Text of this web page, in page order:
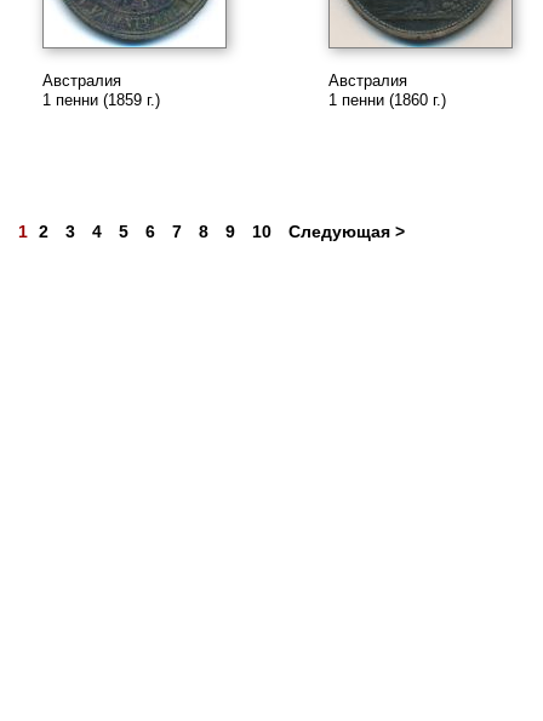
Австралия
1 пенни (1859 г.)
Австралия
1 пенни (1860 г.)
1 2 3 4 5 6 7 8 9 10 Следующая >